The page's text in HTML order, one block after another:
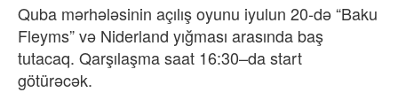
Quba mərhələsinin açılış oyunu iyulun 20-də “Baku
Fleyms” və Niderland yığması arasında baş
tutacaq. Qarşılaşma saat 16:30–da start
götürəcək.